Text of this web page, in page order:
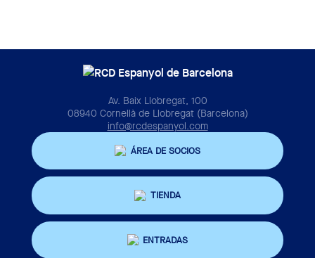
Av. Baix Llobregat, 100
08940 Cornellà de Llobregat (Barcelona)
info@rcdespanyol.com
ÁREA DE SOCIOS
TIENDA
ENTRADAS